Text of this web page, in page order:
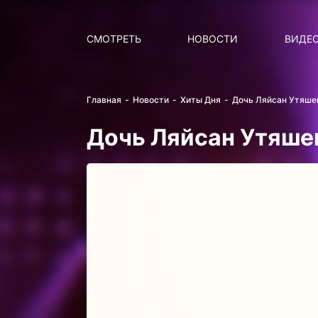
СМОТРЕТЬ НОВОСТИ
Главная Новости Хиты Дня Дочь Ляйсан
Дочь Ляйсан